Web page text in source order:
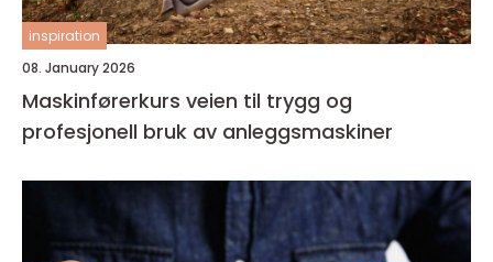
inspiration
08. January 2026
Maskinførerkurs veien til trygg og
profesjonell bruk av anleggsmaskiner